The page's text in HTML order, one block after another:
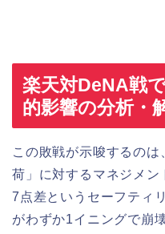
楽天対DeNA戦
的影響の分析・
この敗戦が示唆するの
荷」に対するマネジメン
7点差というセーフティ
がわずか1イニングで崩